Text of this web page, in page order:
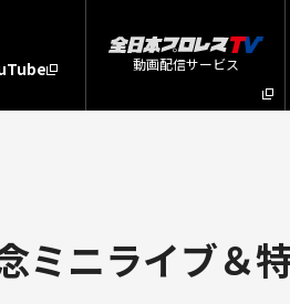
動画配信サービス
ミニライブ＆